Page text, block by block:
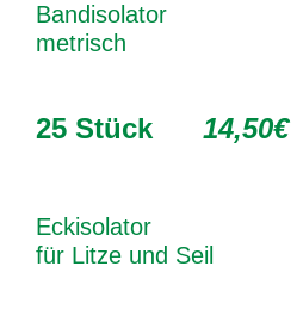
Bandisolator
metrisch
25 Stück 14,50€
Eckisolator
für Litze und Seil